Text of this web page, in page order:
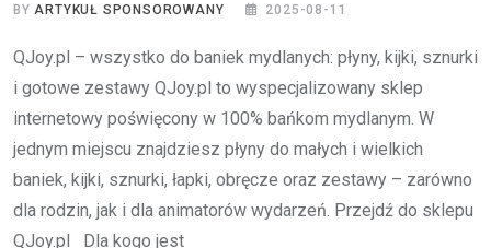
BYARTYKUŁ SPONSOROWANY 2025-08-11
QJoy.pl – wszystko do baniek mydlanych: płyny, kijki, sznurki
i gotowe zestawy QJoy.pl to wyspecjalizowany sklep
internetowy poświęcony w 100% bańkom mydlanym. W
jednym miejscu znajdziesz płyny do małych i wielkich
baniek, kijki, sznurki, łapki, obręcze oraz zestawy – zarówno
dla rodzin, jak i dla animatorów wydarzeń. Przejdź do sklepu
QJoy.pl Dla kogo jest